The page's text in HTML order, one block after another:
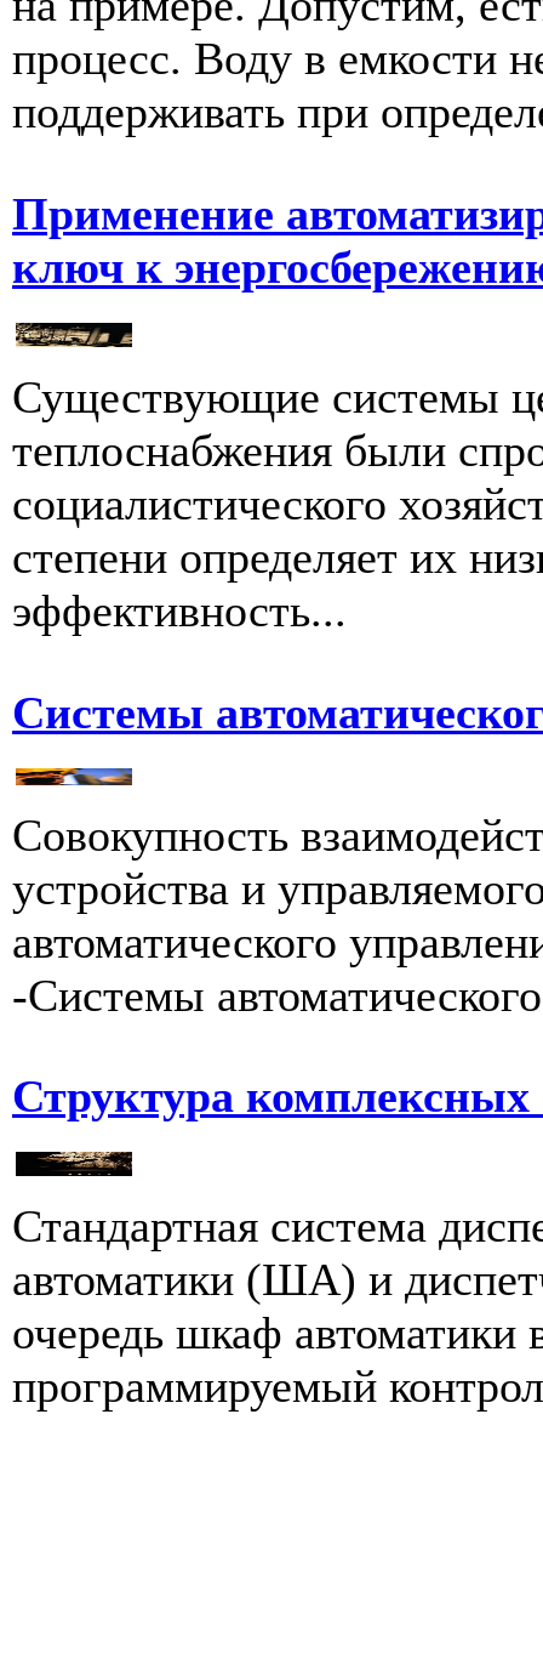
процесс. Воду в емкости
поддерживать при
Применение
ключ к
Существующие системы
теплоснабжения были
социалистического
степени определяет их
эффективность...
Системы
Совокупность
устройства и
автоматического
-Системы
Структура комплексных
Стандартная система
автоматики (ША) и
очередь шкаф автоматики
программируемый